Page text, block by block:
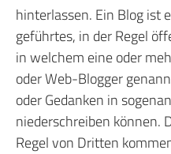
hinterlassen. Ein Blog ist
geführtes, in der Regel
in welchem eine oder
oder Web-Blogger
oder Gedanken in
niederschreiben können.
Regel von Dritten